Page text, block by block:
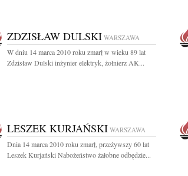
ZDZISŁAW DULSKI WARSZAWA
W dniu 14 marca 2010 roku zmarł w wieku 89 lat
Zdzisław Dulski inżynier elektryk, żołnierz AK...
LESZEK KURJAŃSKI WARSZAWA
Dnia 14 marca 2010 roku zmarł, przeżywszy 60 lat
Leszek Kurjański Nabożeństwo żałobne odbędzie...